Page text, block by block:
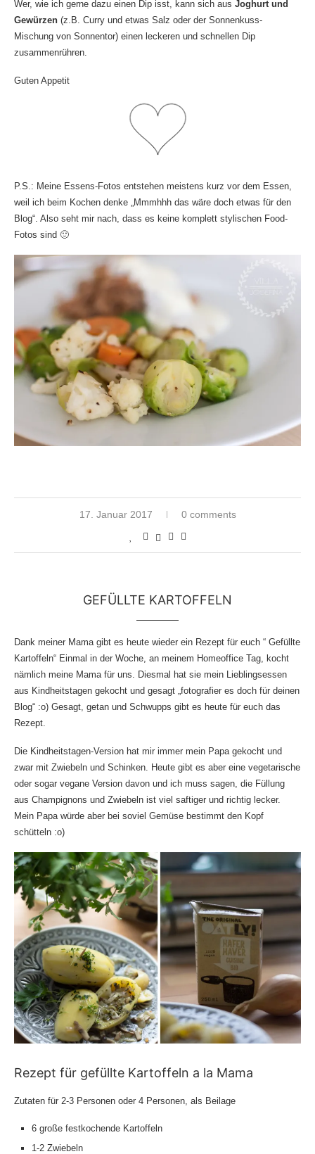
Wer, wie ich gerne dazu einen Dip isst, kann sich aus Joghurt und
Gewürzen (z.B. Curry und etwas Salz oder der Sonnenkuss-
Mischung von Sonnentor) einen leckeren und schnellen Dip
zusammenrühren.
Guten Appetit
P.S.: Meine Essens-Fotos entstehen meistens kurz vor dem Essen,
weil ich beim Kochen denke „Mmmhhh das wäre doch etwas für den
Blog“. Also seht mir nach, dass es keine komplett stylischen Food-
Fotos sind 🙂
17. Januar 2017 0 comments
GEFÜLLTE KARTOFFELN
Dank meiner Mama gibt es heute wieder ein Rezept für euch “ Gefüllte
Kartoffeln“ Einmal in der Woche, an meinem Homeoffice Tag, kocht
nämlich meine Mama für uns. Diesmal hat sie mein Lieblingsessen
aus Kindheitstagen gekocht und gesagt „fotografier es doch für deinen
Blog“ :o) Gesagt, getan und Schwupps gibt es heute für euch das
Rezept.
Die Kindheitstagen-Version hat mir immer mein Papa gekocht und
zwar mit Zwiebeln und Schinken. Heute gibt es aber eine vegetarische
oder sogar vegane Version davon und ich muss sagen, die Füllung
aus Champignons und Zwiebeln ist viel saftiger und richtig lecker.
Mein Papa würde aber bei soviel Gemüse bestimmt den Kopf
schütteln :o)
Rezept für gefüllte Kartoffeln a la Mama
Zutaten für 2-3 Personen oder 4 Personen, als Beilage
6 große festkochende Kartoffeln
1-2 Zwiebeln